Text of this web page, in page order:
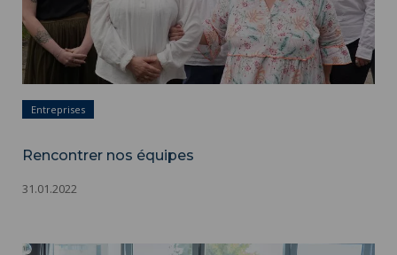
Entreprises
Rencontrer nos équipes
31.01.2022